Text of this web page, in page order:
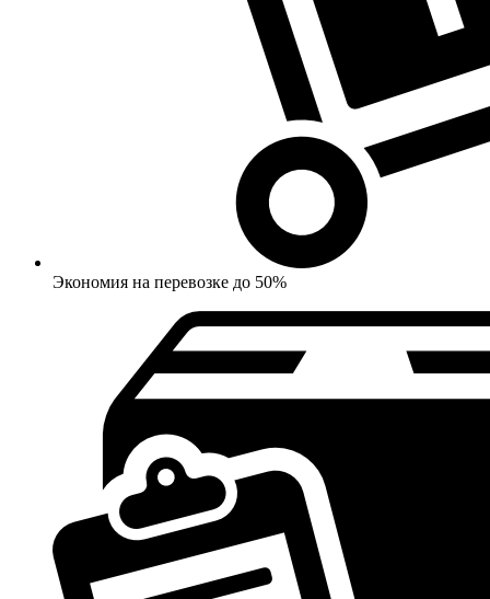
Экономия на перевозке до 50%